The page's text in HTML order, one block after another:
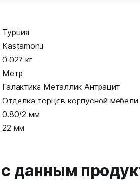
Турция
Kastamonu
0.027 кг
Метр
Галактика Металлик Антрацит
Отделка торцов корпусной мебели
0.80/2 мм
22 мм
данным